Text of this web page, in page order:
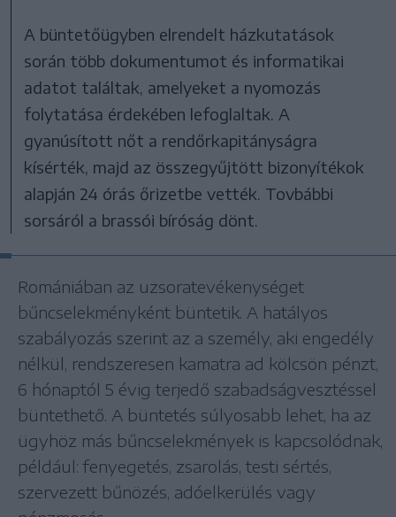
A büntetőügyben elrendelt házkutatások
során több dokumentumot és informatikai
adatot találtak, amelyeket a nyomozás
folytatása érdekében lefoglaltak. A
gyanúsított nőt a rendőrkapitányságra
kísérték, majd az összegyűjtött bizonyítékok
alapján 24 órás őrizetbe vették. Tovbábbi
sorsáról a brassói bíróság dönt.
Romániában az uzsoratevékenységet
bűncselekményként büntetik. A hatályos
szabályozás szerint az a személy, aki engedély
nélkül, rendszeresen kamatra ad kölcsön pénzt,
6 hónaptól 5 évig terjedő szabadságvesztéssel
büntethető. A büntetés súlyosabb lehet, ha az
ügyhöz más bűncselekmények is kapcsolódnak,
például: fenyegetés, zsarolás, testi sértés,
szervezett bűnözés, adóelkerülés vagy